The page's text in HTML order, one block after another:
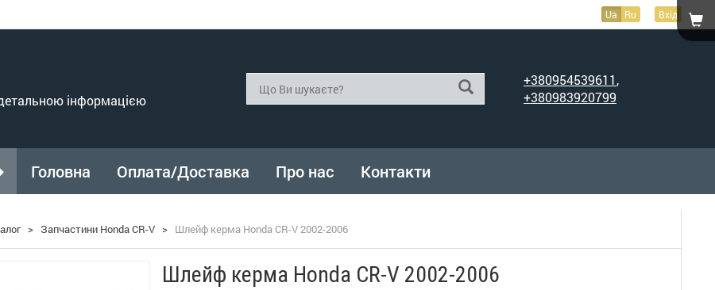
Ua Ru Вхід
інформацією
+380954539611,
+380983920799
Головна Оплата/Доставка Про нас Контакти
> Запчастини Honda CR-V > Шлейф керма Honda CR-V 2002-2006
Шлейф керма Honda CR-V 2002-2006